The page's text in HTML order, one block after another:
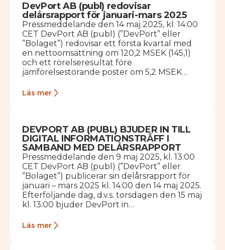
DevPort AB (publ) redovisar
delårsrapport för januari-mars 2025
Pressmeddelande den 14 maj 2025, kl. 14:00
CET DevPort AB (publ) (”DevPort” eller
”Bolaget”) redovisar ett första kvartal med
en nettoomsättning om 120,2 MSEK (145,1)
och ett rörelseresultat före
jämförelsestörande poster om 5,2 MSEK
skulle…
Läs mer
DEVPORT AB (PUBL) BJUDER IN TILL
DIGITAL INFORMATIONSTRÄFF I
SAMBAND MED DELÅRSRAPPORT
Pressmeddelande den 9 maj 2025, kl. 13:00
CET DevPort AB (publ) (”DevPort” eller
”Bolaget”) publicerar sin delårsrapport för
januari – mars 2025 kl. 14:00 den 14 maj 2025.
Efterföljande dag, d.v.s. torsdagen den 15 maj
kl. 13:00 bjuder DevPort in…
Läs mer